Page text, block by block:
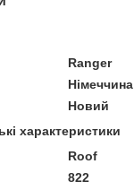
Ranger
Німеччина
Новий
характеристики
Roof
822